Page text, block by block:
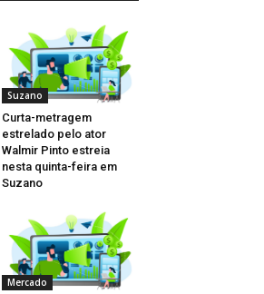
Suzano
Curta-metragem
estrelado pelo ator
Walmir Pinto estreia
nesta quinta-feira em
Suzano
Mercado